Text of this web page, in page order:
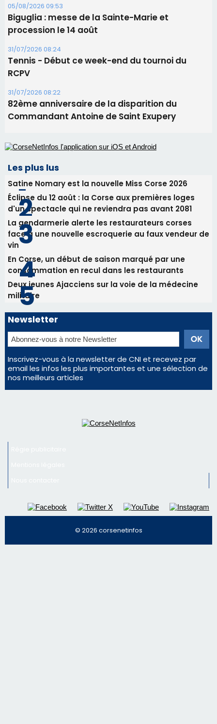
05/08/2026 09:53
Biguglia : messe de la Sainte-Marie et
procession le 14 août
31/07/2026 08:24
Tennis - Début ce week-end du tournoi du
RCPV
31/07/2026 08:22
82ème anniversaire de la disparition du
Commandant Antoine de Saint Exupery
Les plus lus
Satine Nomary est la nouvelle Miss Corse 2026
Éclipse du 12 août : la Corse aux premières loges
d'un spectacle qui ne reviendra pas avant 2081
La gendarmerie alerte les restaurateurs corses
face à une nouvelle escroquerie au faux vendeur de
vin
En Corse, un début de saison marqué par une
consommation en recul dans les restaurants
Deux jeunes Ajacciens sur la voie de la médecine
militaire
Newsletter
Inscrivez-vous à la newsletter de CNI et recevez par
email les infos les plus importantes et une sélection de
nos meilleurs articles
© 2026 corsenetinfos